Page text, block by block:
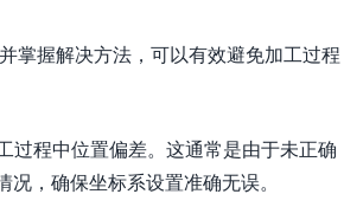
掌握解决方法，可以有效避免加工过程
过程中位置偏差。这通常是由于未正确
，确保坐标系设置准确无误。